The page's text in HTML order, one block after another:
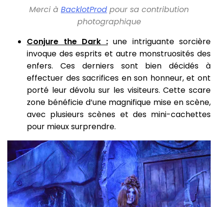
Merci à BacklotProd pour sa contribution
photographique
Conjure the Dark :une intriguante sorcière
invoque des esprits et autre monstruosités des
enfers. Ces derniers sont bien décidés à
effectuer des sacrifices en son honneur, et ont
porté leur dévolu sur les visiteurs. Cette scare
zone bénéficie d’une magnifique mise en scène,
avec plusieurs scènes et des mini-cachettes
pour mieux surprendre.